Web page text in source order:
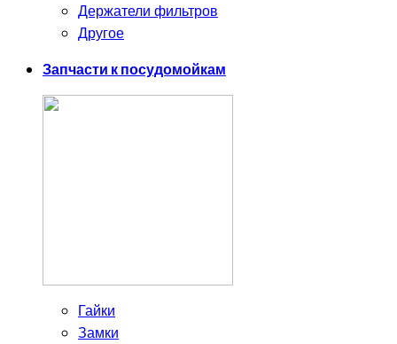
Держатели фильтров
Другое
Запчасти к посудомойкам
Гайки
Замки